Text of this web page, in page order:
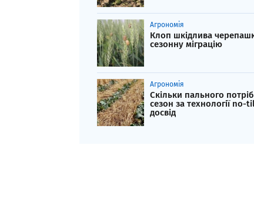
Агрономія
Клоп шкідлива
сезонну міграцію
Агрономія
Скільки пального
сезон за технології no-
досвід